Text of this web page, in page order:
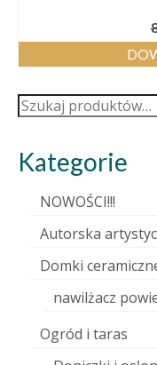
Szukaj:
Kategorie
NOWOŚCI!!!
Autorska
Domki
nawilżacz
Ogród i taras